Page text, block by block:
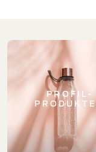
PROFIL­